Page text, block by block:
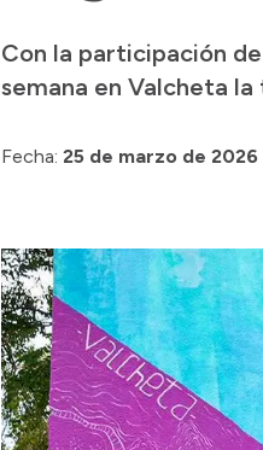
Con la participación
semana en Valcheta
Fecha: 25 de marzo de 2026